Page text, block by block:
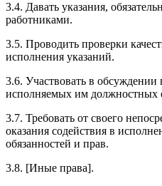
3.4. Давать указания,
работниками.
3.5. Проводить проверки
исполнения указаний.
3.6. Участвовать в
исполняемых им должностных
3.7. Требовать от своего
оказания содействия в
обязанностей и прав.
3.8. [Иные права].